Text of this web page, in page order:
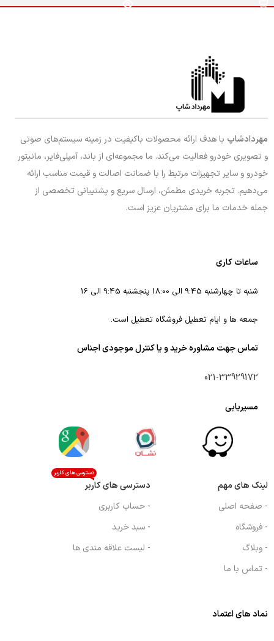
مهردادشاپ با هدف ارائه محصولات باکیفیت در زمینه سیستم‌های صوتی
و تصویری خودرو فعالیت می‌کند. ما مجموعه‌ای از باند، آمپلی‌فایر، مانیتور
خودرو و سایر تجهیزات مرتبط را با ضمانت اصالت و قیمت مناسب ارائه
می‌دهیم. تجربه خریدی مطمئن، ارسال سریع و پشتیبانی تخصصی از
جمله خدمات ما برای مشتریان عزیز است.
ساعات کاری
شنبه تا چهارشنبه 9:45 الی 18:00 پنجشنبه 9:45 الی 16
جمعه ها و ایام تعطیل فروشگاه تعطیل است.
تماس جهت مشاوره خرید و یا کنترل موجودی اجناس
021-33929172
مسیریابی
لینک های مهم
- صفحه اصلی
- فروشگاه
- وبلاگ
- تماس با ما
دسترسی های کاربر
دسترسی های کاربر
- حساب کاربری
- سبد خرید
- لیست علاقه مندی ها
نماد های اعتماد